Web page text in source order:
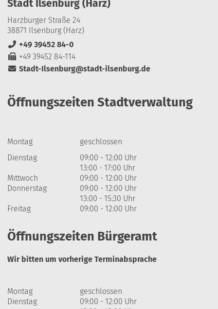
Stadt Ilsenburg (Harz)
Harzburger Straße 24
38871 Ilsenburg (Harz)
+49 39452 84-0
+49 39452 84-114
Stadt-Ilsenburg@stadt-ilsenburg.de
Öffnungszeiten Stadtverwaltung
Montag
geschlossen
Dienstag
09:00 - 12:00 Uhr
13:00 - 17:00 Uhr
Mittwoch
09:00 - 12:00 Uhr
Donnerstag
09:00 - 12:00 Uhr
13:00 - 15:30 Uhr
Freitag
09:00 - 12:00 Uhr
Öffnungszeiten Bürgeramt
Wir bitten um vorherige Terminabsprache
Montag
geschlossen
Dienstag
09:00 - 12:00 Uhr